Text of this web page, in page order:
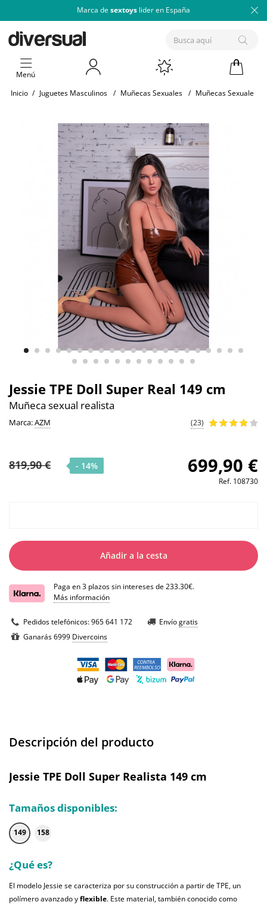
Marca de sextoys lider en España
Menú
Inicio / Juguetes Masculinos / Muñecas Sexuales / Muñecas Sexuales
Jessie TPE Doll Super Real 149 cm
Muñeca sexual realista
Marca:AZM (23)
819,90 € - 14% 699,90 €
Ref. 108730
Añadir a la cesta
Paga en 3 plazos sin intereses de 233.30€.
Más información
Pedidos telefónicos:965 641 172 Envíogratis
Ganarás 6999 Divercoins
Descripción del producto
Jessie TPE Doll Super Realista 149 cm
Tamaños disponibles:
149 158
¿Qué es?
El modelo Jessie se caracteriza por su construcción a partir de TPE, un
polímero avanzado yflexible. Este material, también conocido como